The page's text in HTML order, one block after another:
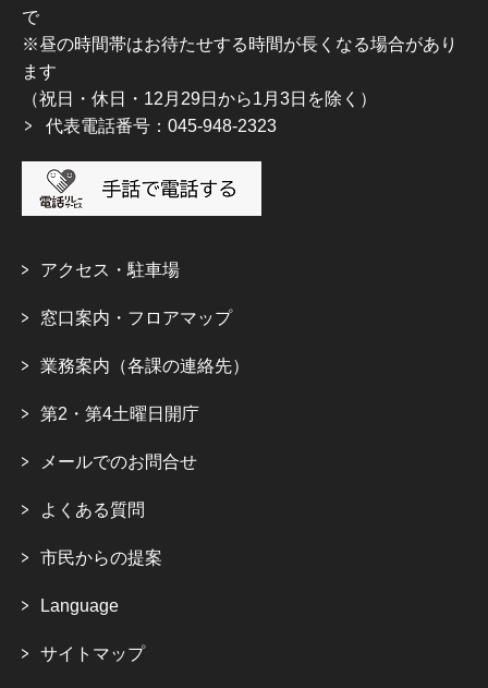
で
※昼の時間帯はお待たせする時間が長くなる場合があり
ます
（祝日・休日・12月29日から1月3日を除く）
代表電話番号：045-948-2323
アクセス・駐車場
窓口案内・フロアマップ
業務案内（各課の連絡先）
第2・第4土曜日開庁
メールでのお問合せ
よくある質問
市民からの提案
Language
サイトマップ